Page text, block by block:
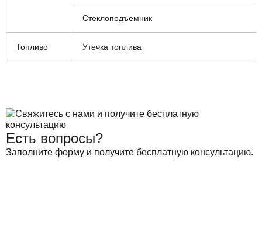
Стеклоподъемник
Топливо Утечка топлива
Есть вопросы?
Заполните форму и получите бесплатную консультацию.